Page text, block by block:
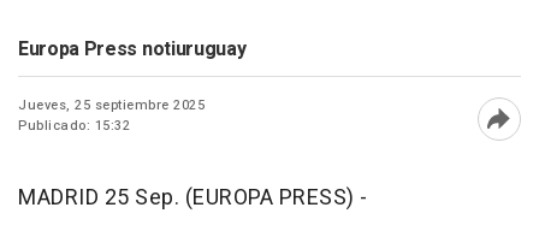
Europa Press notiuruguay
Jueves, 25 septiembre 2025
Publicado: 15:32
MADRID 25 Sep. (EUROPA PRESS) -